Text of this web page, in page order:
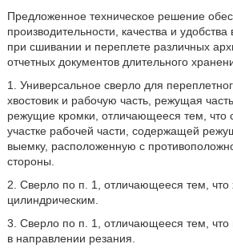
Предложенное техническое решение
производительности, качества и
при сшивании и переплете различных
отчетных документов длительного
1. Универсальное сверло для
хвостовик и рабочую часть, режущая
режущие кромки, отличающееся тем, что
участке рабочей части, содержащей
выемку, расположенную с
стороны.
2. Сверло по п. 1, отличающееся тем, что
цилиндрическим.
3. Сверло по п. 1, отличающееся тем, что
в направлении резания.